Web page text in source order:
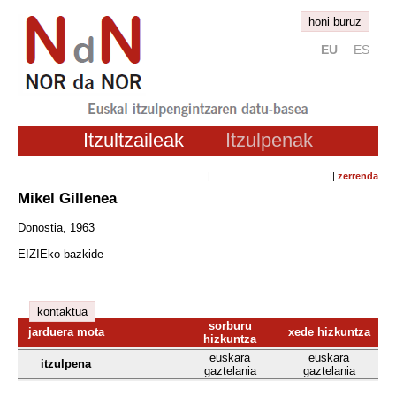
honi buruz
EU ES
Itzultzaileak Itzulpenak
| || zerrenda
Mikel Gillenea
Donostia, 1963
EIZIEko bazkide
kontaktua
jarduera mota
sorburu
hizkuntza
xede hizkuntza
itzulpena
euskara
gaztelania
euskara
gaztelania